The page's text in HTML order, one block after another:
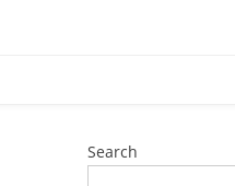
Search